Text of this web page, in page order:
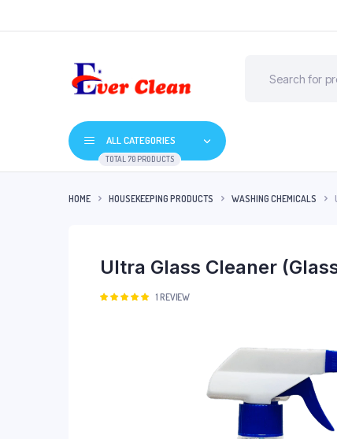
ALL CATEGORIES
TOTAL 70 PRODUCTS
HOME HOUSEKEEPING PRODUCTS WASHING CHEMICALS
Ultra Glass Cleaner
Rated
1 REVIEW